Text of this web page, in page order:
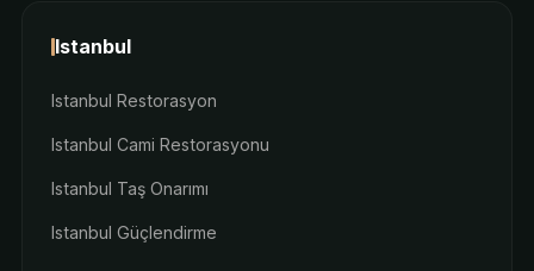
Istanbul
Istanbul Restorasyon
Istanbul Cami Restorasyonu
Istanbul Taş Onarımı
Istanbul Güçlendirme